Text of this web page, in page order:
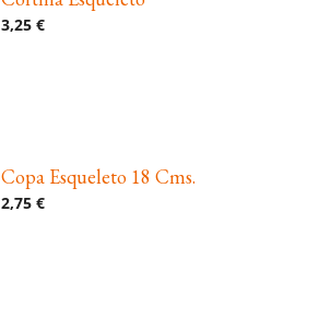
3,25 €
Copa Esqueleto 18 Cms.
2,75 €